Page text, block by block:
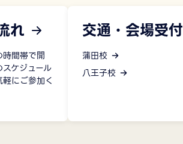
れ
間帯で開
ケジュール
にご参加く
交通・会場受付
蒲田校
八王子校